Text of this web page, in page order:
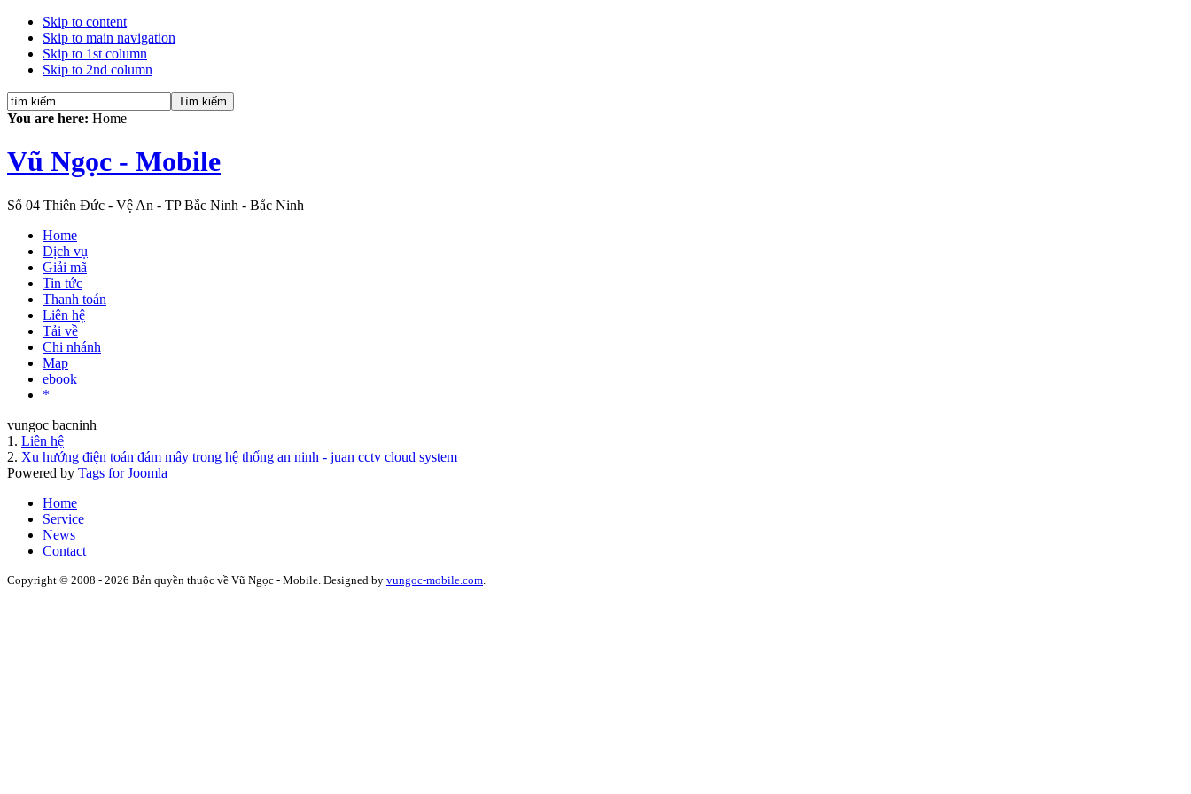
Skip to content
Skip to main navigation
Skip to 1st column
Skip to 2nd column
You are here: Home
Vũ Ngọc - Mobile
Số 04 Thiên Đức - Vệ An - TP Bắc Ninh - Bắc Ninh
Home
Dịch vụ
Giải mã
Tin tức
Thanh toán
Liên hệ
Tải về
Chi nhánh
Map
ebook
*
vungoc bacninh
1. Liên hệ
2. Xu hướng điện toán đám mây trong hệ thống an ninh - juan cctv cloud system
Powered by Tags for Joomla
Home
Service
News
Contact
Copyright © 2008 - 2026 Bản quyền thuộc về Vũ Ngọc - Mobile. Designed by vungoc-mobile.com